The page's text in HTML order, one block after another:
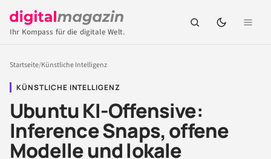
Ihr Kompass für die digitale Welt.
Startseite/Künstliche Intelligenz
KÜNSTLICHE INTELLIGENZ
Ubuntu KI-Offensive:
Inference Snaps, offene
Modelle und lokale